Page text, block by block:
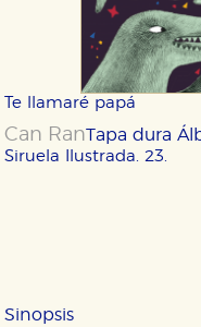
Te llamaré papá
Can Ran
Siruela Ilustrada. 23.
Tapa dura
Sinopsis